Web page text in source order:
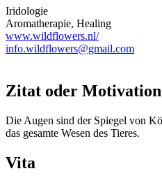
Iridologie
Aromatherapie, Healing
www.wildflowers.nl/
info.wildflowers@gmail.com
Zitat oder Motivation
Die Augen sind der Spiegel von
das gesamte Wesen des Tieres.
Vita